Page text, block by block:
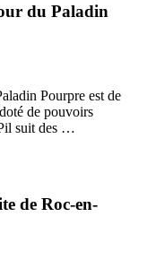
du Paladin
Pourpre est de
de pouvoirs
suit des …
de Roc-en-